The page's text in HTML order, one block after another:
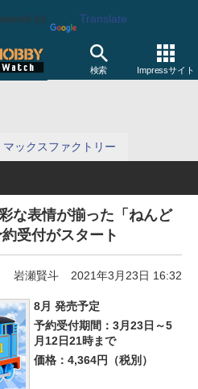
by Translate
検索 Impressサイト
マックスファクトリー
な表情が揃った「ねんど
受付がスタート
岩瀬賢斗 2021年3月23日 16:32
8月 発売予定
予約受付期間：3月23日～5
月12日21時まで
価格：4,364円（税別）